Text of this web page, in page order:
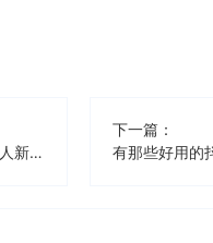
有那些好用的快手（挂商品）自媒体分发免费软件《闲人新媒体管家》
下一篇：